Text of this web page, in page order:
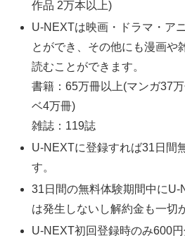
作品 2万本以上)
U-NEXTは映画・ドラマ・ア
とができ、その他にも漫画や
読むことができます。
書籍：65万冊以上(マンガ37
ベ4万冊)
雑誌：119誌
U-NEXTに登録すれば31日間
す。
31日間の無料体験期間中にU-
は発生しないし解約金も一切
U-NEXT初回登録時のみ600